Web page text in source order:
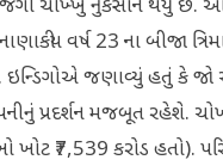
જંગી ચોખ્ખું નુકસાન થયું છે.
નાણાકીય વર્ષ 23 ના બીજા
જણાવ્યું હતું કે જો
પ્રદર્શન મજબૂત રહેશે.
ખોટ ₹7,539 કરોડ હતો).